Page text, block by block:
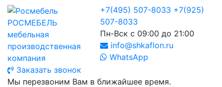
РОСМЕБЕЛЬ
мебельная
производственная
компания
+7(495) 507-8033 +7(925)
507-8033
Пн-Вск с 09:00 до 21:00
info@shkaflon.ru
WhatsApp
Заказать звонок
Мы перезвоним Вам в ближайшее время.